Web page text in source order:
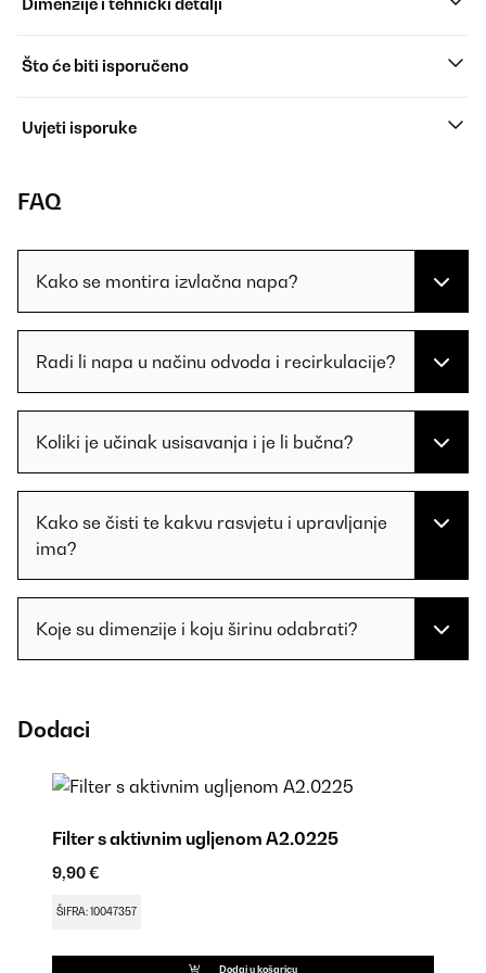
Dimenzije i tehnički detalji
Što će biti isporučeno
Uvjeti isporuke
FAQ
Kako se montira izvlačna napa?
Radi li napa u načinu odvoda i recirkulacije?
Koliki je učinak usisavanja i je li bučna?
Kako se čisti te kakvu rasvjetu i upravljanje
ima?
Koje su dimenzije i koju širinu odabrati?
Dodaci
Filter s aktivnim ugljenom A2.0225
9,90 €
ŠIFRA: 10047357
Dodaj u košaricu